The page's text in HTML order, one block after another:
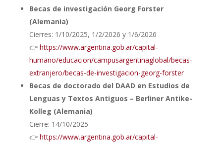
Becas de investigación Georg Forster
(Alemania)
Cierres: 1/10/2025, 1/2/2026 y 1/6/2026
👉 https://www.argentina.gob.ar/capital-
humano/educacion/campusargentinaglobal/becas-
extranjero/becas-de-investigacion-georg-forster
Becas de doctorado del DAAD en Estudios de
Lenguas y Textos Antiguos – Berliner Antike-
Kolleg (Alemania)
Cierre: 14/10/2025
👉 https://www.argentina.gob.ar/capital-